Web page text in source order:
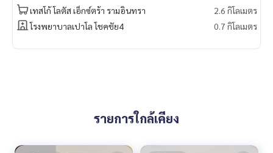
-ผ้าม่าน 2 ชั้น
-โต๊ะอาหารบานกระจก (เทมเปอร์) พร้อมเก้าอี้บุหนังสี่ตัว
-ตู้เย็น
-ตู้เก็บรองเท้า
เทสโก้ โลตัส เอ็กซ์ตร้า รามอินทรา
2.6 กิโลเมตร
โรงพยาบาลเปาโล โชคชัย4
0.7 กิโลเมตร
รายการใกล้เคียง